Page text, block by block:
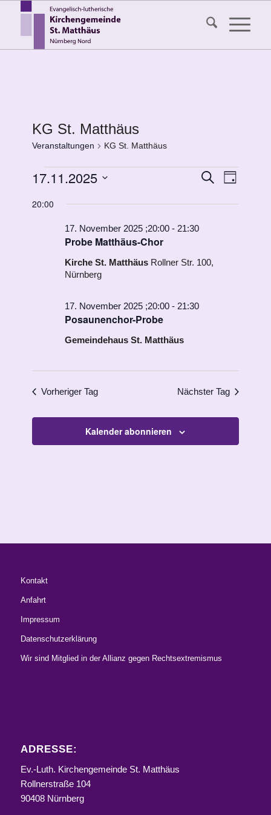
KG St. Matthäus
Veranstaltungen KG St. Matthäus
Veranstaltungen
17.
November
2025
Suche
Tag
17.11.2025
wählen.
20:00
Probe Matthäus-Chor
17. November 2025 ;20:00 - 21:30
Kirche St. Matthäus Rollner Str. 100,
Nürnberg
Posaunenchor-Probe
17. November 2025 ;20:00 - 21:30
Gemeindehaus St. Matthäus
Vorheriger Tag Nächster Tag
Kalender abonnieren
Kontakt
Anfahrt
Impressum
Datenschutzerklärung
Wir sind Mitglied in der Allianz gegen Rechtsextremismus
ADRESSE:
Ev.-Luth. Kirchengemeinde St. Matthäus
Rollnerstraße 104
90408 Nürnberg